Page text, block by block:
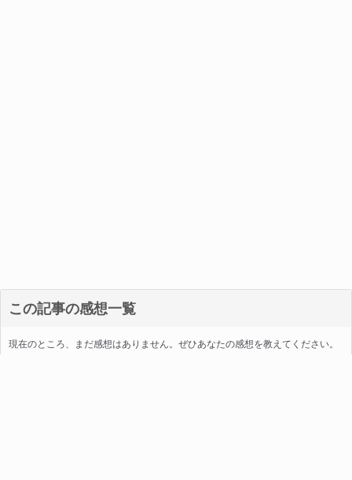
この記事の感想一覧
現在のところ、まだ感想はありません。ぜひあなたの感想を教えてください。